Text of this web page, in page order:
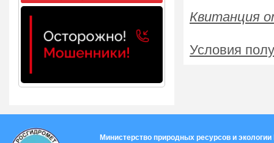
Квитанция
Условия
Министерство природных ресурсов и